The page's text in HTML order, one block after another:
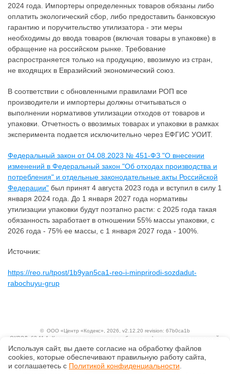
2024 года. Импортеры определенных товаров обязаны либо
оплатить экологический сбор, либо предоставить банковскую
гарантию и поручительство утилизатора - эти меры
необходимы до ввода товаров (включая товары в упаковке) в
обращение на российском рынке. Требование
распространяется только на продукцию, ввозимую из стран,
не входящих в Евразийский экономический союз.
В соответствии с обновленными правилами РОП все
производители и импортеры должны отчитываться о
выполнении нормативов утилизации отходов от товаров и
упаковки. Отчетность о ввозимых товарах и упаковки в рамках
эксперимента подается исключительно через ЕФГИС УОИТ.
Федеральный закон от 04.08.2023 № 451-ФЗ "О внесении
изменений в Федеральный закон "Об отходах производства и
потребления" и отдельные законодательные акты Российской
Федерации" был принят 4 августа 2023 года и вступил в силу 1
января 2024 года. До 1 января 2027 года нормативы
утилизации упаковки будут поэтапно расти: с 2025 года такая
обязанность заработает в отношении 55% массы упаковки, с
2026 года - 75% ее массы, с 1 января 2027 года - 100%.
Источник:
https://reo.ru/tpost/1b9yan5ca1-reo-i-minprirodi-sozdadut-
rabochuyu-grup
© ООО «Центр «Кодекс» , 2026, v2.12.20 revision: 67b0ca1b
ОКВЭД: 63.11.1, Коды видов деятельности в области информационных технологий:
Ценовая политика
Технологии
Используя сайт, вы даете согласие на обработку файлов
сооkiеs, которые обеспечивают правильную работу сайта,
и соглашаетесь с Политикой конфиденциальности.